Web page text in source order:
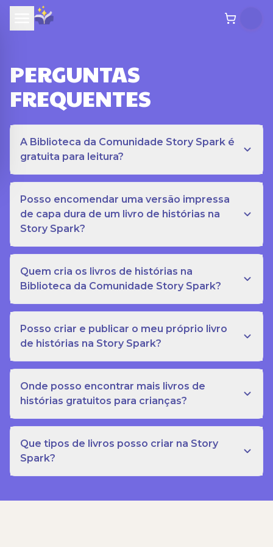
PERGUNTAS
FREQUENTES
A Biblioteca da Comunidade Story Spark é
gratuita para leitura?
Posso encomendar uma versão impressa
de capa dura de um livro de histórias na
Story Spark?
Quem cria os livros de histórias na
Biblioteca da Comunidade Story Spark?
Posso criar e publicar o meu próprio livro
de histórias na Story Spark?
Onde posso encontrar mais livros de
histórias gratuitos para crianças?
Que tipos de livros posso criar na Story
Spark?